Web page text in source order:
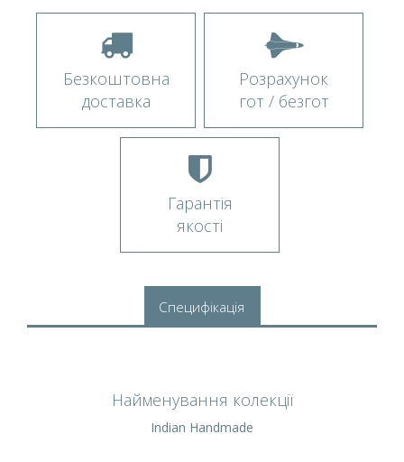
Безкоштовна
доставка
Розрахунок
гот / безгот
Гарантія
якості
Специфікація
Найменування колекції
Indian Handmade